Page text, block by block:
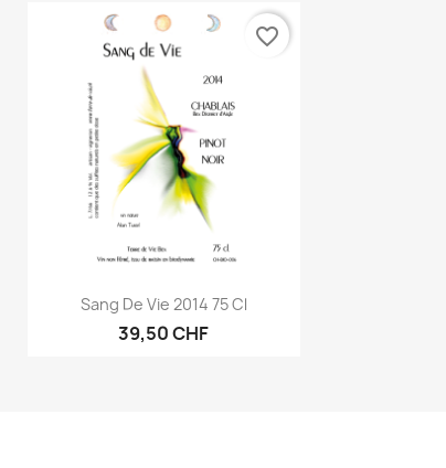
Aperçu rapide
Sang De Vie 2014 75 Cl
39,50 CHF
favorite_border